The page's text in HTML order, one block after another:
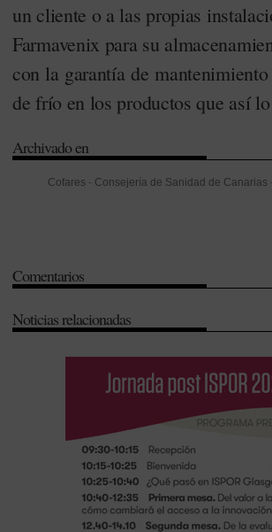
un cliente o a las propias
Farmavenix para su
con la garantía de mantenimiento
de frío en los productos que así
Archivado en
Cofares - Consejería de Sanidad de Canarias -
Comentarios
Noticias relacionadas